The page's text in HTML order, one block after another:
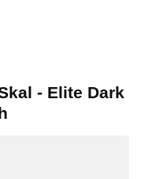
- Elite Dark